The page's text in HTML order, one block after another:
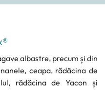
albastre, precum și din
ceapa, rădăcina de
rădăcina de Yacon și